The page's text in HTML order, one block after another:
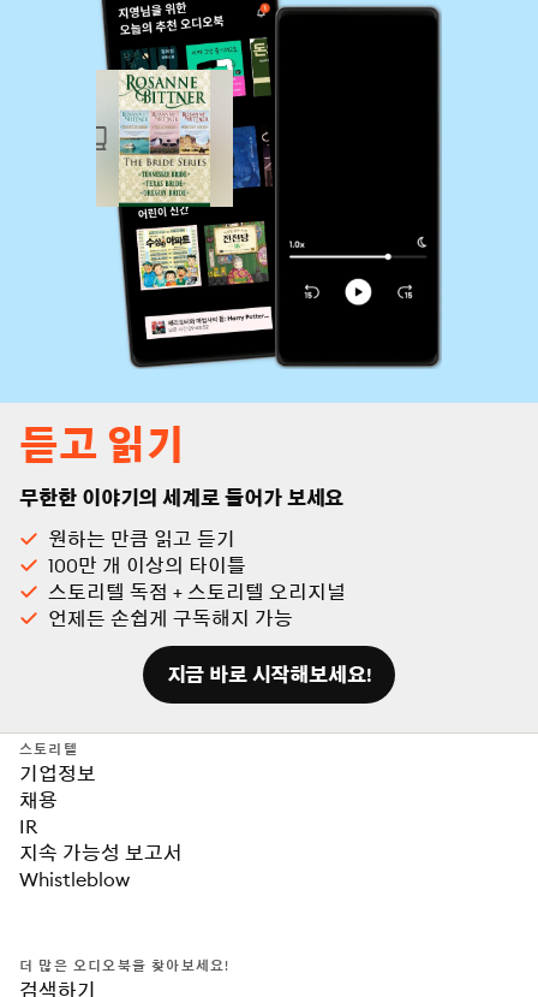
듣고 읽기
무한한 이야기의 세계로 들어가 보세요
원하는 만큼 읽고 듣기
100만 개 이상의 타이틀
스토리텔 독점 + 스토리텔 오리지널
언제든 손쉽게 구독해지 가능
지금 바로 시작해보세요!
스토리텔
기업정보
채용
IR
지속 가능성 보고서
Whistleblow
더 많은 오디오북을 찾아보세요!
검색하기